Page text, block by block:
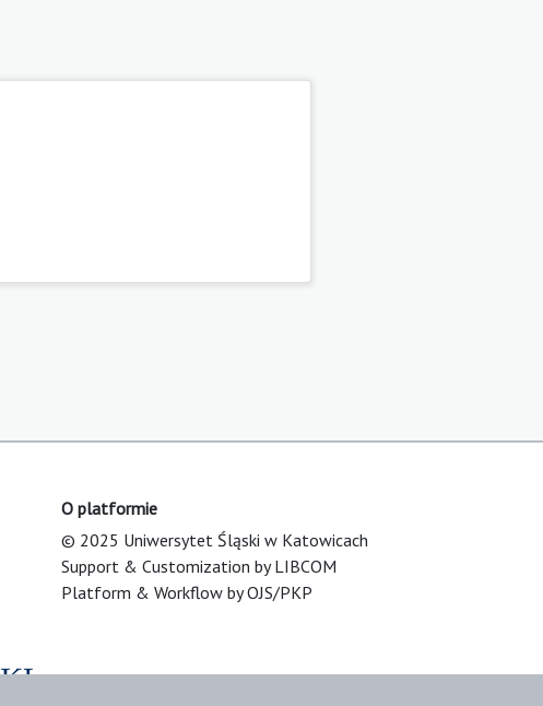
O platformie
© 2025 Uniwersytet Śląski w Katowicach
Support & Customization by LIBCOM
Platform & Workflow by OJS/PKP